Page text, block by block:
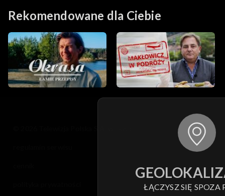
Rekomendowane dla Ciebie
ŁĄCZYSZ SIĘ SPOZA